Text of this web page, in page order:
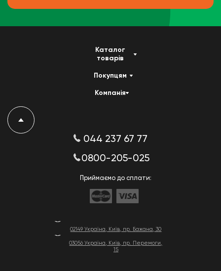
02149 Україна, Київ, пр. Бажана, 30
03056 Україна, Київ, пр. Перемоги,
15
Каталог
товарів
Покупцям
Компанія
044 237 67 77
0800-205-025
Приймаємо до сплати: